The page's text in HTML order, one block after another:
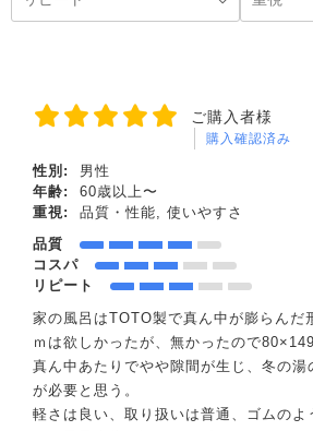
ご購入者様
購入確認済み
性別:
男性
年齢:
60歳以上〜
重視:
品質・性能, 使いやすさ
品質
コスパ
リピート
家の風呂はTOTO製で真ん中が膨らんだ
ｍは欲しかったが、無かったので
真ん中あたりでやや隙間が生じ、冬の湯
が必要と思う。
軽さは良い、取り扱いは普通、ゴムのよ